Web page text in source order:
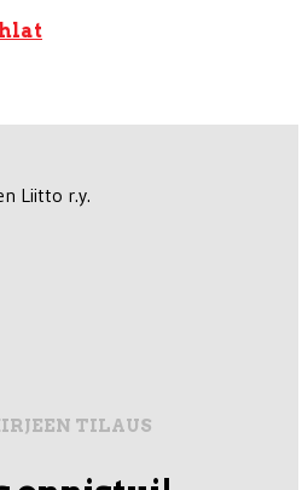
Liitto r.y.
TILAUS